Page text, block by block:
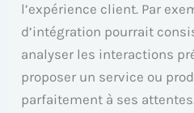
l’expérience client. Par
d’intégration pourrait
analyser les interactions
proposer un service ou
parfaitement à ses